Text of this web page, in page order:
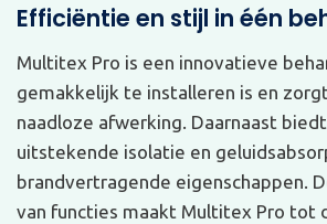
Efficiëntie en stijl in één
Multitex Pro is een innovatieve
gemakkelijk te installeren is en
naadloze afwerking. Daarnaast
uitstekende isolatie en
brandvertragende eigenschappen.
van functies maakt Multitex Pro tot